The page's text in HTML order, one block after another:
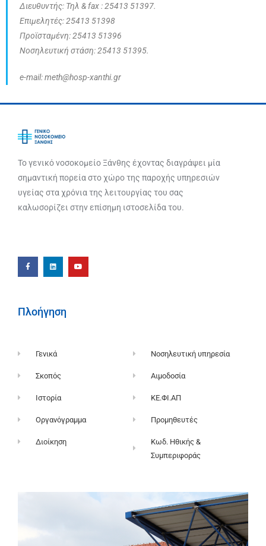
Διευθυντής: Τηλ & fax : 25413 51397.
Επιμελητές: 25413 51398
Προϊσταμένη: 25413 51396
Νοσηλευτική στάση: 25413 51395.
e-mail: meth@hosp-xanthi.gr
Το γενικό νοσοκομείο Ξάνθης έχοντας διαγράψει μία
σημαντική πορεία στο χώρο της παροχής υπηρεσιών
υγείας στα χρόνια της λειτουργίας του σας
καλωσορίζει στην επίσημη ιστοσελίδα του.
Πλοήγηση
Γενικά
Σκοπός
Ιστορία
Οργανόγραμμα
Διοίκηση
Νοσηλευτική υπηρεσία
Αιμοδοσία
ΚΕ.ΦΙ.ΑΠ
Προμηθευτές
Κωδ. Ηθικής &
Συμπεριφοράς